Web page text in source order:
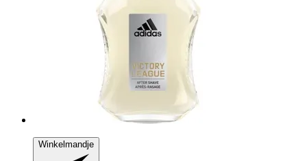
Winkelmandje